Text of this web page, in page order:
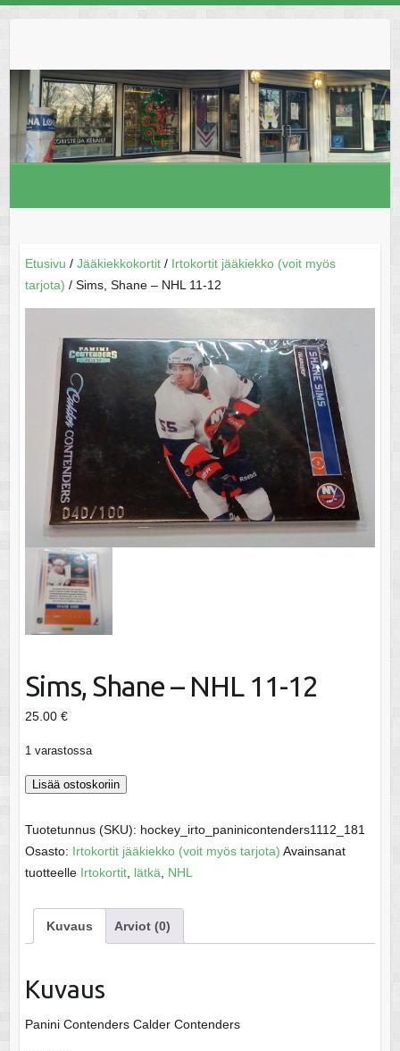
Etusivu / Jääkiekkokortit/ Irtokortit jääkiekko (voit myös
tarjota) / Sims, Shane – NHL 11-12
Sims, Shane – NHL 11-12
25.00 €
1 varastossa
Sims,
-
NHL
11-
määrä
Lisää ostoskoriin
Tuotetunnus (SKU): hockey_irto_paninicontenders1112_181
Osasto: Irtokortit jääkiekko (voit myös tarjota) Avainsanat
tuotteelle Irtokortit, lätkä, NHL
Kuvaus Arviot (0)
Kuvaus
Panini Contenders Calder Contenders